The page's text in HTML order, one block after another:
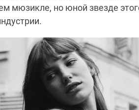
мюзикле, но юной звезде